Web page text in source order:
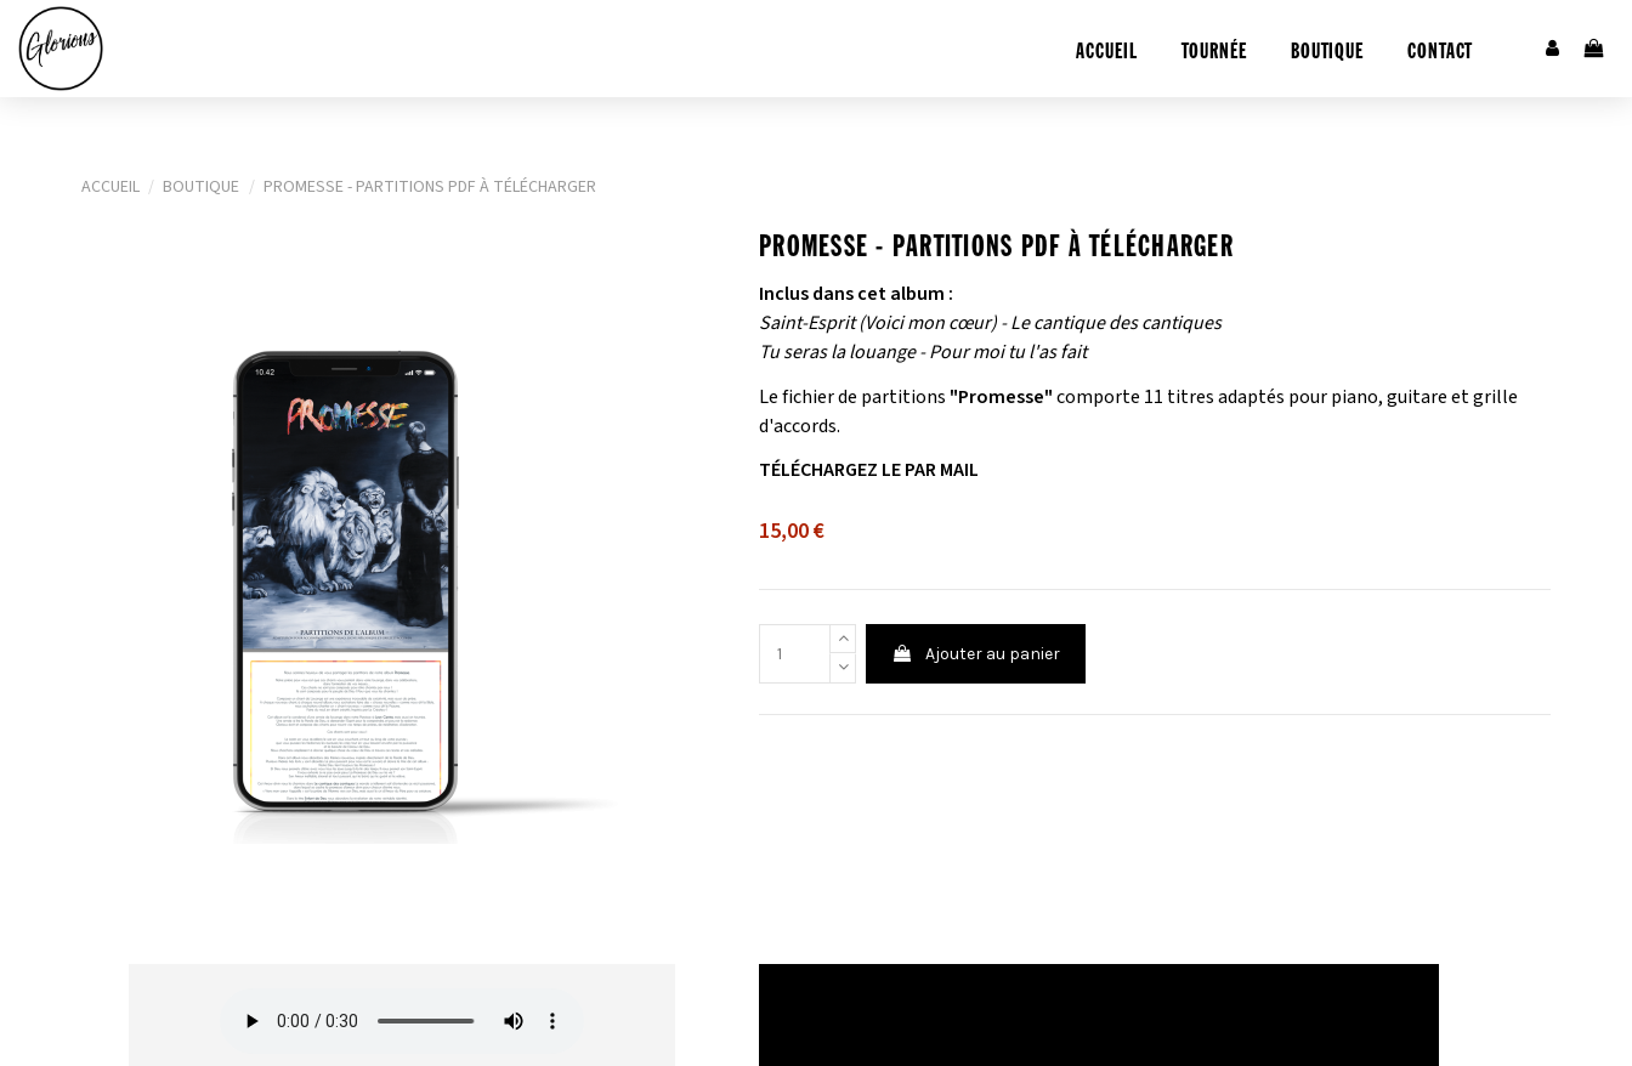
ACCUEIL TOURNÉE BOUTIQUE CONTACT
ACCUEIL BOUTIQUE PROMESSE - PARTITIONS PDF À TÉLÉCHARGER
PROMESSE - PARTITIONS PDF À TÉLÉCHARGER
Inclus dans cet album :
Saint-Esprit (Voici mon cœur) - Le cantique des cantiques
Tu seras la louange - Pour moi tu l'as fait
Le fichier de partitions "Promesse"comporte 11 titres adaptés pour piano, guitare et grille
d'accords.
TÉLÉCHARGEZ LE PAR MAIL
15,00 €
Ajouter au panier